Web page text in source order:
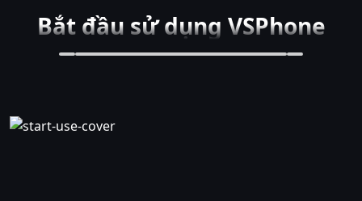
Bắt đầu sử dụng VSPhone